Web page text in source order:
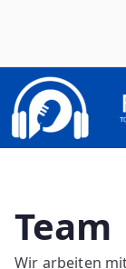
springen
Von Anfang
Team
Wir arbeiten